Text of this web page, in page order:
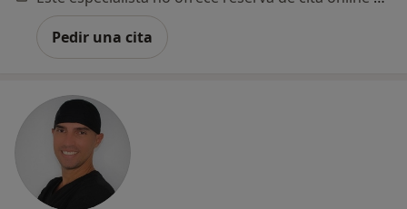
Pedir una cita